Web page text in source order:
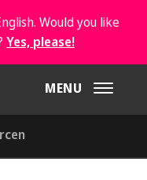
Would you like
Yes, please!
MENU